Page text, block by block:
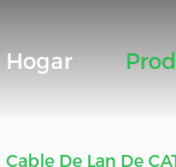
Hogar
Cable De Lan De